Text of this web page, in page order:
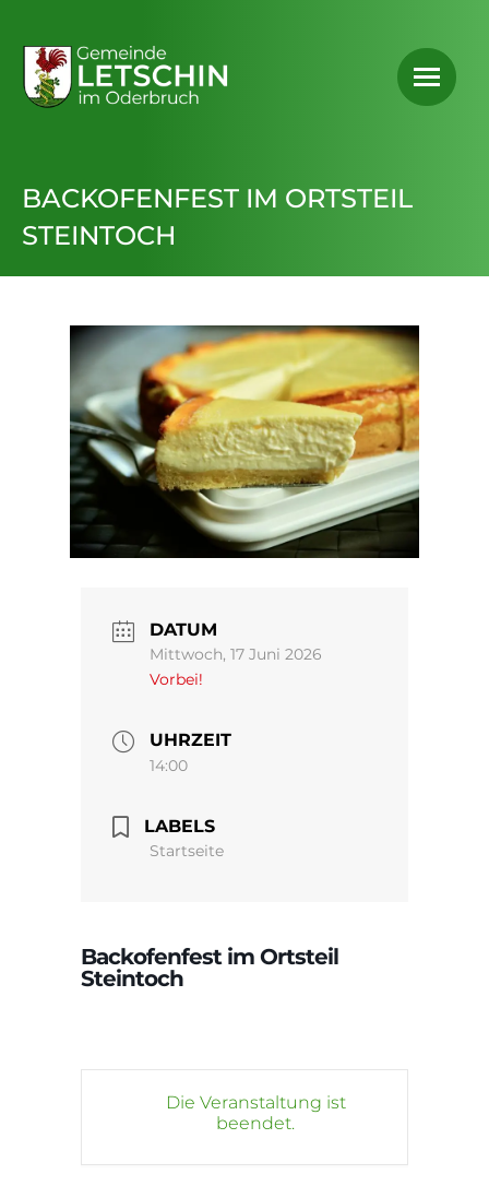
BACKOFENFEST IM ORTSTEIL
STEINTOCH
DATUM
Mittwoch, 17 Juni 2026
Vorbei!
UHRZEIT
14:00
LABELS
Startseite
Backofenfest im Ortsteil
Steintoch
Die Veranstaltung ist
beendet.